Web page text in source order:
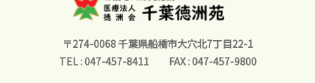
〒274-0068 千葉県船橋市大穴北7丁目22-1
TEL : 047-457-8411
FAX : 047-457-9800